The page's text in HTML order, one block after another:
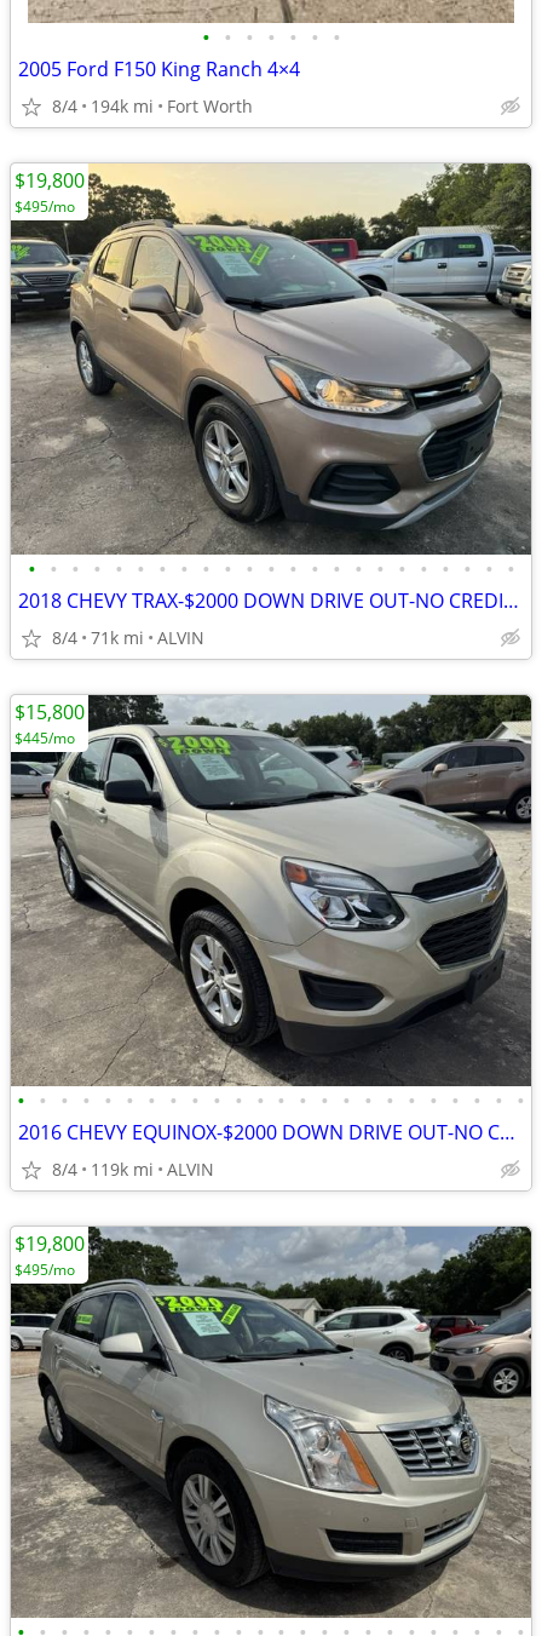
• • • • • • •
2005 Ford F150 King Ranch 4×4
8/4 194k mi Fort Worth
• • • • • • • • • • • • • • • • • • • • • • •
2018 CHEVY TRAX-$2000 DOWN DRIVE OUT-NO CREDIT CHECK-NO INTEREST-
8/4 71k mi ALVIN
$19,800
$495/mo
• • • • • • • • • • • • • • • • • • • • • • • •
2016 CHEVY EQUINOX-$2000 DOWN DRIVE OUT-NO CREDIT CHECK-NO INTEREST-
8/4 119k mi ALVIN
$15,800
$445/mo
$19,800
$495/mo